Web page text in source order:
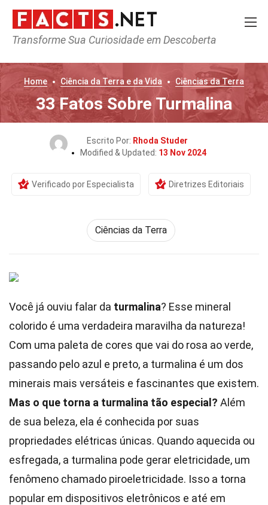
Transforme Sua Curiosidade em Descoberta
Home Ciência da Terra e da Vida Ciências da Terra
33 Fatos Sobre Turmalina
Escrito Por: Rhoda Studer
Modified & Updated: 13 Nov 2024
Verificado por Especialista Diretrizes Editoriais
Ciências da Terra
Você já ouviu falar da turmalina? Esse mineral
colorido é uma verdadeira maravilha da natureza!
Com uma paleta de cores que vai do rosa ao verde,
passando pelo azul e preto, a turmalina é um dos
minerais mais versáteis e fascinantes que existem.
Mas o que torna a turmalina tão especial? Além
de sua beleza, ela é conhecida por suas
propriedades elétricas únicas. Quando aquecida ou
esfregada, a turmalina pode gerar eletricidade, um
fenômeno chamado piroeletricidade. Isso a torna
popular em dispositivos eletrônicos e até em